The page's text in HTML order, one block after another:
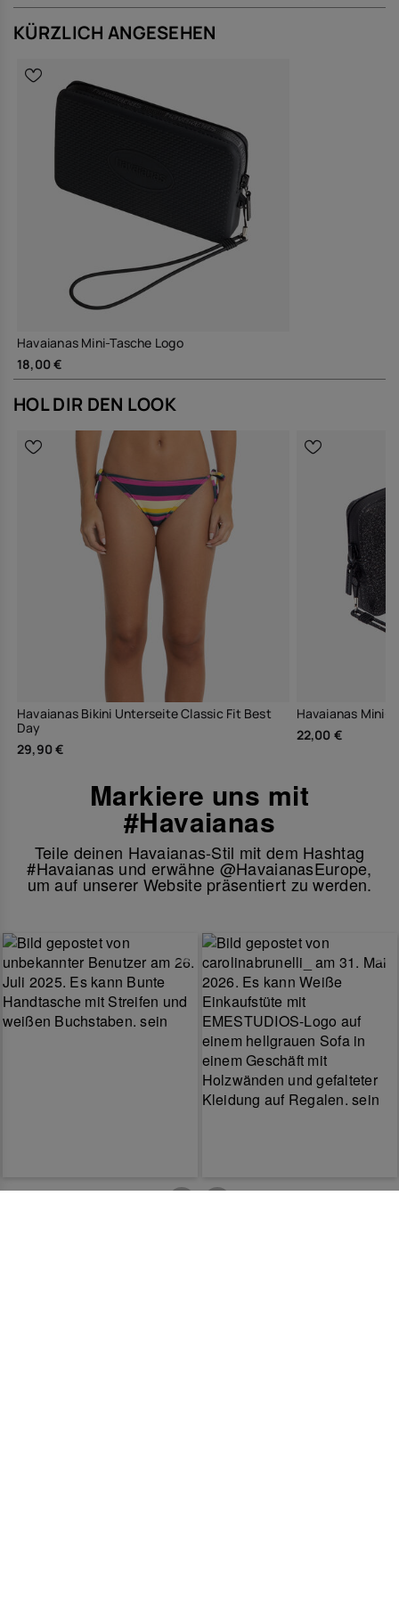
Du trägst die kompakte Silikon-Tasche solo am Handgelenk, als
farbigen Akzent zu schlichten Looks oder als geordnete Innentasche
in Rucksack oder Shopper – besonders praktisch, wenn du schnell
Qualität und Verantwortung
Langlebiges Silikonmaterial, das formstabil bleibt und durch
seine robuste Verarbeitung für langfristige Nutzung ausgelegt
Eine kleine Tasche, auf die du dich jeden Tag verlassen kannst – klar
gestaltet, funktional und bereit für deinen Alltag.
Kaufe online auf www.havaianas-store.com, dem offiziellen
Havaianas-Shop in Deutschland, und bring deinen Stil auf das
KÜRZLICH ANGESEHEN
Havaianas Mini-Tasche Logo
18,00 €
HOL DIR DEN LOOK
Havaianas Bikini Unterseite Classic Fit Best
Day
29,90 €
Havaianas Mini-
22,00 €
Markiere uns mit
#Havaianas
Teile deinen Havaianas-Stil mit dem Hashtag
#Havaianas und erwähne @HavaianasEurope,
um auf unserer Website präsentiert zu werden.